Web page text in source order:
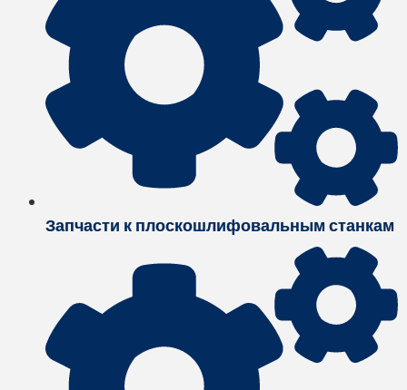
Запчасти к плоскошлифовальным станкам